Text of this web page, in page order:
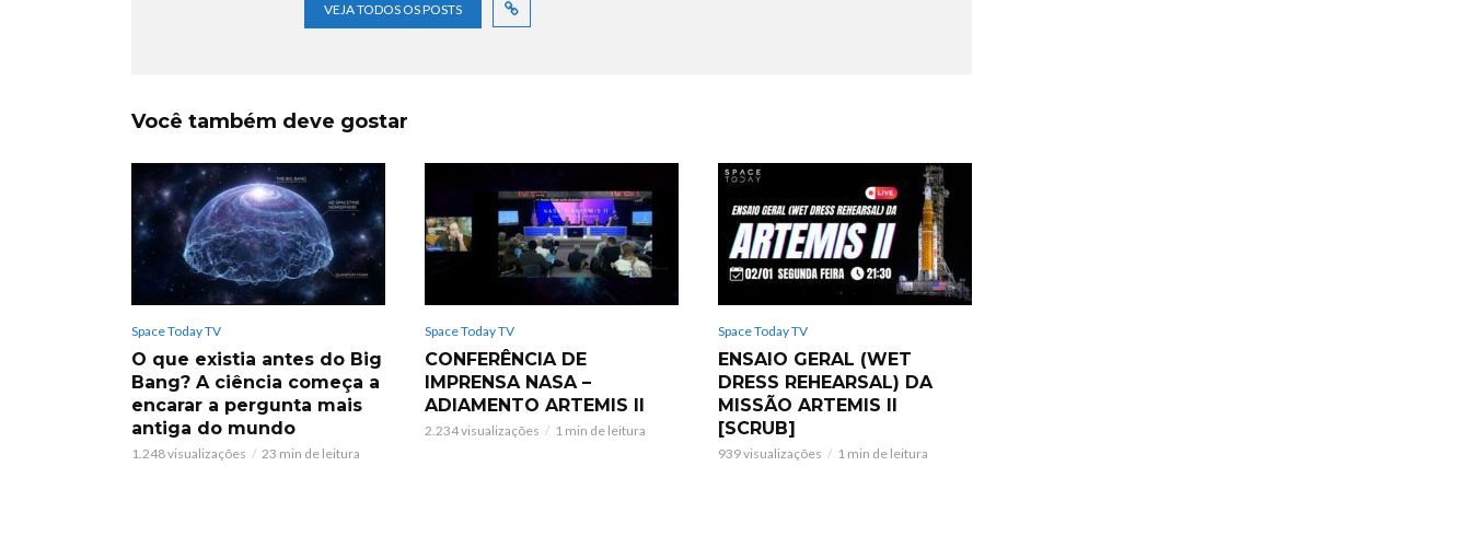
VEJA TODOS OS POSTS
Você também deve gostar
Space Today TV
O que existia antes do Big
Bang? A ciência começa a
encarar a pergunta mais
antiga do mundo
1.248 visualizações 23 min de leitura
Space Today TV
CONFERÊNCIA DE
IMPRENSA NASA –
ADIAMENTO ARTEMIS II
2.234 visualizações 1 min de leitura
Space Today TV
ENSAIO GERAL (WET
DRESS REHEARSAL) DA
MISSÃO ARTEMIS II
[SCRUB]
939 visualizações 1 min de leitura